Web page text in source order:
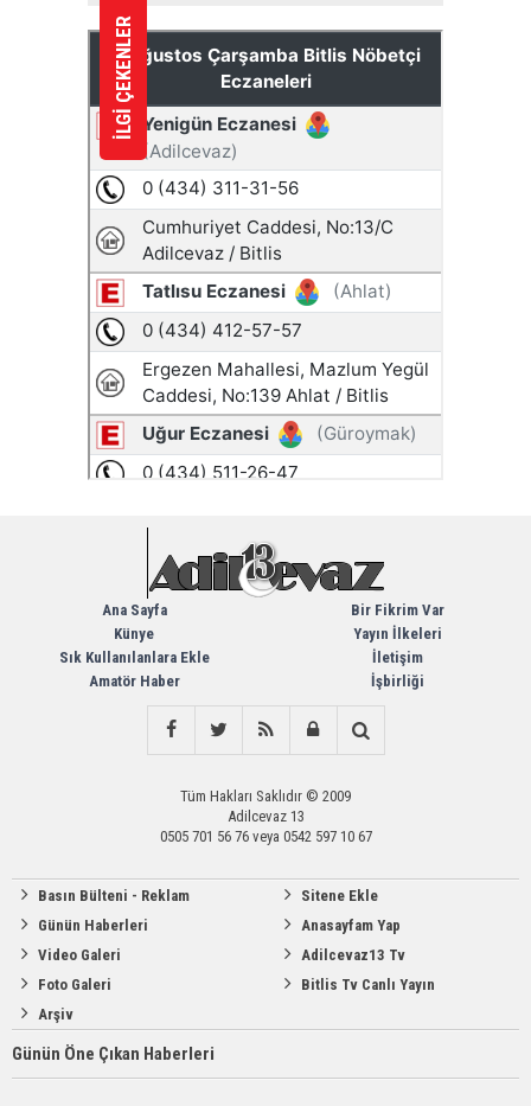
İLGİ ÇEKENLER
Ana Sayfa
Künye
Sık Kullanılanlara Ekle
Amatör Haber
Bir Fikrim Var
Yayın İlkeleri
İletişim
İşbirliği
Tüm Hakları Saklıdır © 2009
Adilcevaz 13
0505 701 56 76 veya 0542 597 10 67
Basın Bülteni - Reklam
Günün Haberleri
Video Galeri
Foto Galeri
Arşiv
Sitene Ekle
Anasayfam Yap
Adilcevaz13 Tv
Bitlis Tv Canlı Yayın
Günün Öne Çıkan Haberleri